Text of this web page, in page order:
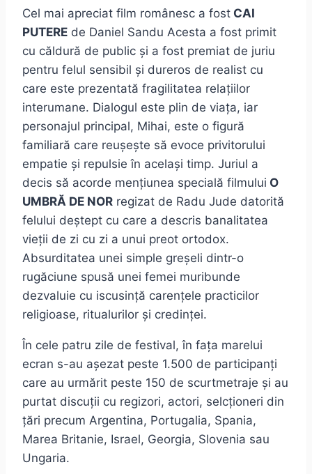
Cel mai apreciat film românesc a fost CAI
PUTERE de Daniel Sandu Acesta a fost primit
cu căldură de public și a fost premiat de juriu
pentru felul sensibil și dureros de realist cu
care este prezentată fragilitatea relațiilor
interumane. Dialogul este plin de viața, iar
personajul principal, Mihai, este o figură
familiară care reușește să evoce privitorului
empatie și repulsie în același timp. Juriul a
decis să acorde mențiunea specială filmului O
UMBRĂ DE NOR regizat de Radu Jude datorită
felului deștept cu care a descris banalitatea
vieții de zi cu zi a unui preot ortodox.
Absurditatea unei simple greșeli dintr-o
rugăciune spusă unei femei muribunde
dezvaluie cu iscusință carențele practicilor
religioase, ritualurilor și credinței.
În cele patru zile de festival, în fața marelui
ecran s-au așezat peste 1.500 de participanți
care au urmărit peste 150 de scurtmetraje și au
purtat discuții cu regizori, actori, selcționeri din
țări precum Argentina, Portugalia, Spania,
Marea Britanie, Israel, Georgia, Slovenia sau
Ungaria.